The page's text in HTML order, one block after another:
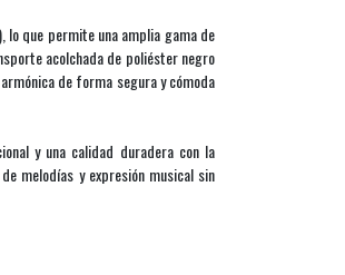
lo que permite una amplia gama de
acolchada de poliéster negro
de forma segura y cómoda
y una calidad duradera con la
melodías y expresión musical sin